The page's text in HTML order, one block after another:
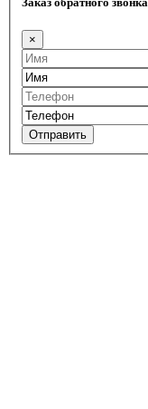
×
Отправить